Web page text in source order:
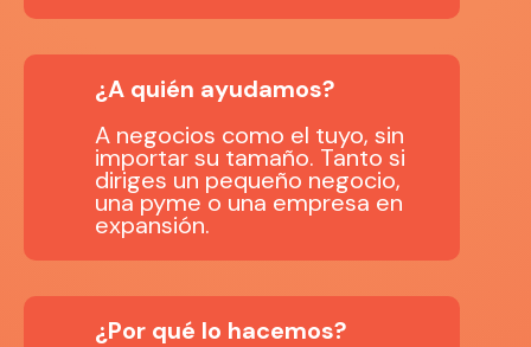
¿A quién ayudamos?
A negocios como el tuyo, sin
importar su tamaño. Tanto si
diriges un pequeño negocio,
una pyme o una empresa en
expansión.
¿Por qué lo hacemos?